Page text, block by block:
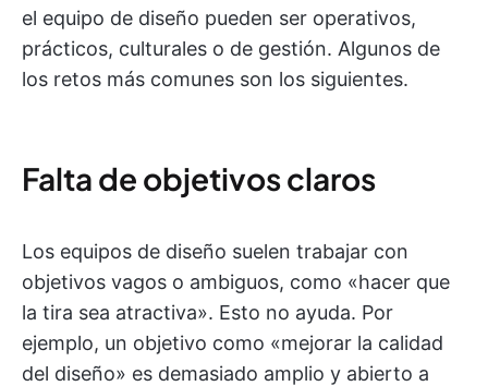
el equipo de diseño pueden ser operativos,
prácticos, culturales o de gestión. Algunos de
los retos más comunes son los siguientes.
Falta de objetivos claros
Los equipos de diseño suelen trabajar con
objetivos vagos o ambiguos, como «hacer que
la tira sea atractiva». Esto no ayuda. Por
ejemplo, un objetivo como «mejorar la calidad
del diseño» es demasiado amplio y abierto a